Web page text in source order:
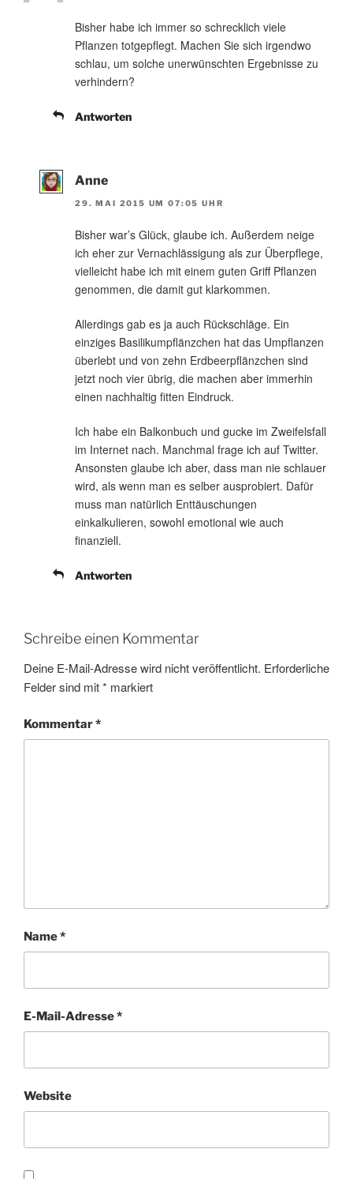
Bisher habe ich immer so schrecklich viele
Pflanzen totgepflegt. Machen Sie sich irgendwo
schlau, um solche unerwünschten Ergebnisse zu
verhindern?
Antworten
Anne
29. MAI 2015 UM 07:05 UHR
Bisher war’s Glück, glaube ich. Außerdem neige
ich eher zur Vernachlässigung als zur Überpflege,
vielleicht habe ich mit einem guten Griff Pflanzen
genommen, die damit gut klarkommen.
Allerdings gab es ja auch Rückschläge. Ein
einziges Basilikumpflänzchen hat das Umpflanzen
überlebt und von zehn Erdbeerpflänzchen sind
jetzt noch vier übrig, die machen aber immerhin
einen nachhaltig fitten Eindruck.
Ich habe ein Balkonbuch und gucke im Zweifelsfall
im Internet nach. Manchmal frage ich auf Twitter.
Ansonsten glaube ich aber, dass man nie schlauer
wird, als wenn man es selber ausprobiert. Dafür
muss man natürlich Enttäuschungen
einkalkulieren, sowohl emotional wie auch
finanziell.
Antworten
Schreibe einen Kommentar
Deine E-Mail-Adresse wird nicht veröffentlicht. Erforderliche
Felder sind mit* markiert
Kommentar*
Name*
E-Mail-Adresse*
Website